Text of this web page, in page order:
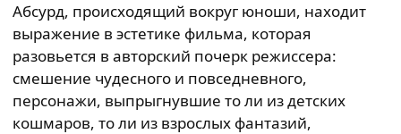
Абсурд, происходящий вокруг юноши, находит
выражение в эстетике фильма, которая
разовьется в авторский почерк режиссера:
смешение чудесного и повседневного,
персонажи, выпрыгнувшие то ли из детских
кошмаров, то ли из взрослых фантазий,